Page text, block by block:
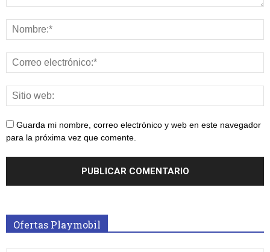
Guarda mi nombre, correo electrónico y web en este navegador
para la próxima vez que comente.
Ofertas Playmobil